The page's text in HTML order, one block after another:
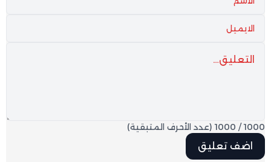
1000
/
1000 (عدد الأحرف المتبقية)